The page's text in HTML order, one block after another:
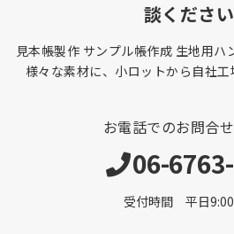
談ください
見本帳製作 サンプル帳作成 生地用ハ
様々な素材に、小ロットから自社工
お電話でのお問合
06-
受付時間 平日